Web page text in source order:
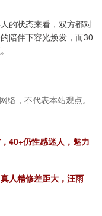
的状态来看，双方都对
陪伴下容光焕发，而30
络，不代表本站观点。
40+仍性感迷人，魅力
人精修差距大，汪雨